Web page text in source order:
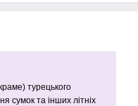
турецького
сумок та інших літніх